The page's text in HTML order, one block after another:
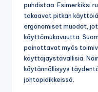
puhdistaa. Esimerkiksi
takaavat pitkän
ergonomiset muodot,
käyttömukavuutta.
painottavat myös
käyttäjäystävällisiä.
käytännöllisyys
johtopidikkeissä.